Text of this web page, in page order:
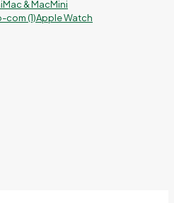
iMac & MacMini
Apple Watch